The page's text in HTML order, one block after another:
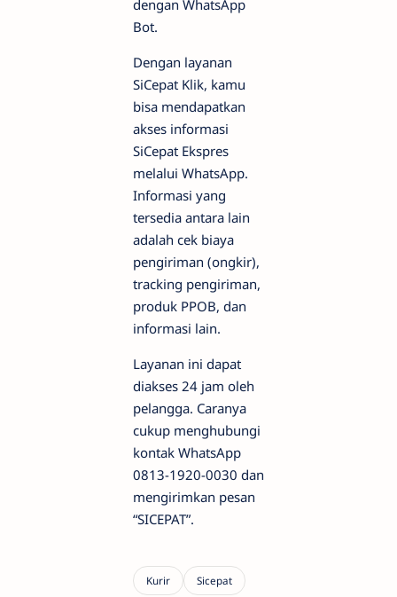
dengan WhatsApp
Bot.
Dengan layanan
SiCepat Klik, kamu
bisa mendapatkan
akses informasi
SiCepat Ekspres
melalui WhatsApp.
Informasi yang
tersedia antara lain
adalah cek biaya
pengiriman (ongkir),
tracking pengiriman,
produk PPOB, dan
informasi lain.
Layanan ini dapat
diakses 24 jam oleh
pelangga. Caranya
cukup menghubungi
kontak WhatsApp
0813-1920-0030 dan
mengirimkan pesan
“SICEPAT”.